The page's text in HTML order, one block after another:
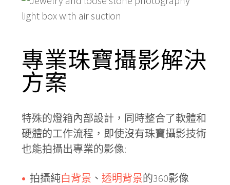
專業珠寶攝影解決
方案
特殊的燈箱內部設計，同時整合了軟體和
硬體的工作流程，即使沒有珠寶攝影技術
也能拍攝出專業的影像:
拍攝純白背景 、 透明背景的360影像